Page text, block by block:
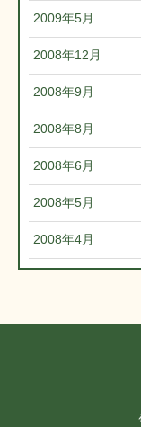
2009年5月
2008年12月
2008年9月
2008年8月
2008年6月
2008年5月
2008年4月